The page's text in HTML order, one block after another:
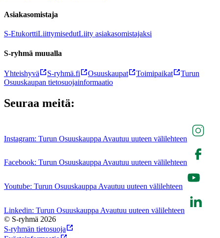
Asiakasomistaja
S-EtukorttiLiittymisedutLiity asiakasomistajaksi
S-ryhmä muualla
Yhteishyvä S-ryhmä.fi Osuuskaupat Toimipaikat
Turun
Osuuskaupan tietosuojainformaatio
Seuraa meitä:
Instagram: Turun Osuuskauppa Avautuu uuteen välilehteen
Facebook: Turun Osuuskauppa Avautuu uuteen välilehteen
Youtube: Turun Osuuskauppa Avautuu uuteen välilehteen
Linkedin: Turun Osuuskauppa Avautuu uuteen välilehteen
© S-ryhmä 2026
S-ryhmän tietosuoja